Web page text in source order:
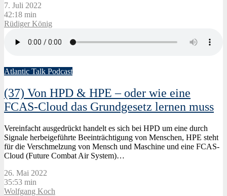
7. Juli 2022
42:18 min
Rüdiger König
Atlantic Talk Podcast
(37) Von HPD & HPE – oder wie eine
FCAS-Cloud das Grundgesetz lernen muss
Vereinfacht ausgedrückt handelt es sich bei HPD um eine durch
Signale herbeigeführte Beeinträchtigung von Menschen, HPE steht
für die Verschmelzung von Mensch und Maschine und eine FCAS-
Cloud (Future Combat Air System)…
26. Mai 2022
35:53 min
Wolfgang Koch